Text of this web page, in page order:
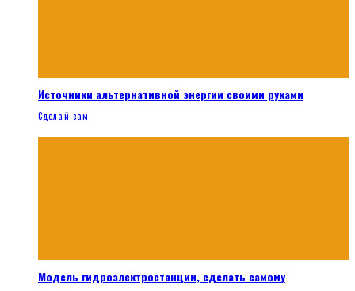
Источники альтернативной энергии своими руками
Сделай сам
Модель гидроэлектростанции, сделать самому